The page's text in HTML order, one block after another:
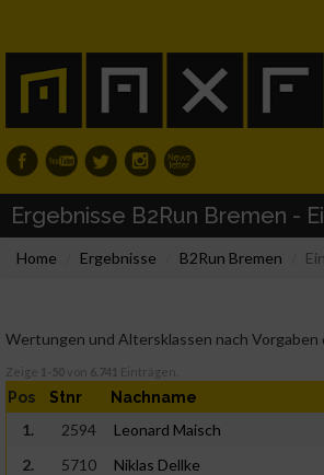
Ergebnisse B2Run Bremen -
Home Ergebnisse B2Run Bremen
Wertungen und Altersklassen nach Vorgaben
Zeige 1-50 von 6.741 Einträgen.
Pos Stnr Nachname
1. 2594 Leonard Maisch
2.
5710 Niklas Dellke